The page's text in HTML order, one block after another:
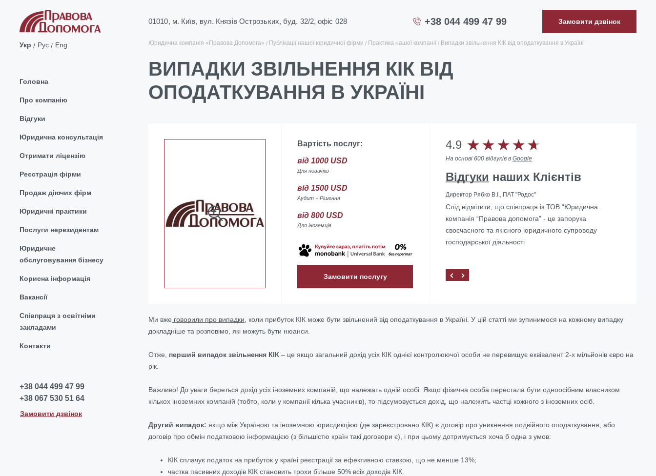
01010, м. Київ, вул. Князів Острозьких, буд. 32/2, офіс 028 +38 044 499 47 99 Замовити дзвінок
Укр Рус Eng
Головна
Про компанію
Відгуки
Юридична консультація
Отримати ліцензію
Реєстрація фірми
Продаж діючих фірм
Юридичні практики
Послуги нерезидентам
Юридичне
обслуговування бізнесу
Корисна інформація
Вакансії
Співпраця з освітніми
закладами
Контакти
+38 044 499 47 99
+38 067 530 51 64
Замовити дзвінок
Юридична компанія «Правова Допомога» Публікації нашої юридичної фірми Практика нашої компанії Випадки звільнення КІК від оподаткування в Україні
ВИПАДКИ ЗВІЛЬНЕННЯ КІК ВІД
ОПОДАТКУВАННЯ В УКРАЇНІ
Вартість послуг:
від 1000 USD
Для новачків
від 1500 USD
Аудит + Рішення
від 800 USD
Для іноземців
Замовити послугу
4.9
На основі 600 відгуків в Google
Відгуки наших Клієнтів
Директор Рябко В.І., ПАТ "Родос"
Слід відмітити, що співпраця із ТОВ “Юридична
компанія “Правова допомога” - це запорука
своєчасного та якісного юридичного супроводу
господарської діяльності
Ми вже говорили про випадки , коли прибуток КІК може бути звільнений від оподаткування в Україні. У цій статті ми зупинимося на кожному випадку
докладніше та розповімо, які можуть бути нюанси.
Отже, перший випадок звільнення КІК – це якщо загальний дохід усіх КІК однієї контролюючої особи не перевищує еквівалент 2-х мільйонів євро на
рік.
Важливо! До уваги береться дохід усіх іноземних компаній, що належать одній особі. Якщо фізична особа перестала бути одноосібним власником
кількох іноземних компаній (тобто, коли у компанії кілька учасників), то підсумовується дохід, що належить частці кожного з іноземних осіб.
Другий випадок: якщо між Україною та іноземною юрисдикцією (де зареєстровано КІК) є договір про уникнення подвійного оподаткування, або
договір про обмін податковою інформацією (з більшістю країн такі договори є), і при цьому дотримується хоча б одна з умов:
КІК сплачує податок на прибуток у країні реєстрації за ефективною ставкою, що не менше 13%;
частка пасивних доходів КІК становить трохи більше 50% всіх доходів КІК.